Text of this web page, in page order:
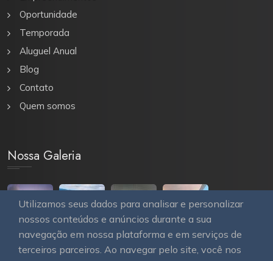
Utilizamos seus dados para analisar e personalizar
nossos conteúdos e anúncios durante a sua
navegação em nossa plataforma e em serviços de
terceiros parceiros. Ao navegar pelo site, você nos
Oportunidade
Temporada
Aluguel Anual
Blog
Contato
Quem somos
Nossa Galeria